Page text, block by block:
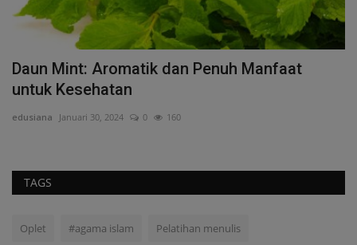
Daun Mint: Aromatik dan Penuh Manfaat
untuk Kesehatan
edusiana Januari 30, 2024 0 160
TAGS
Oplet #agama islam Pelatihan menulis